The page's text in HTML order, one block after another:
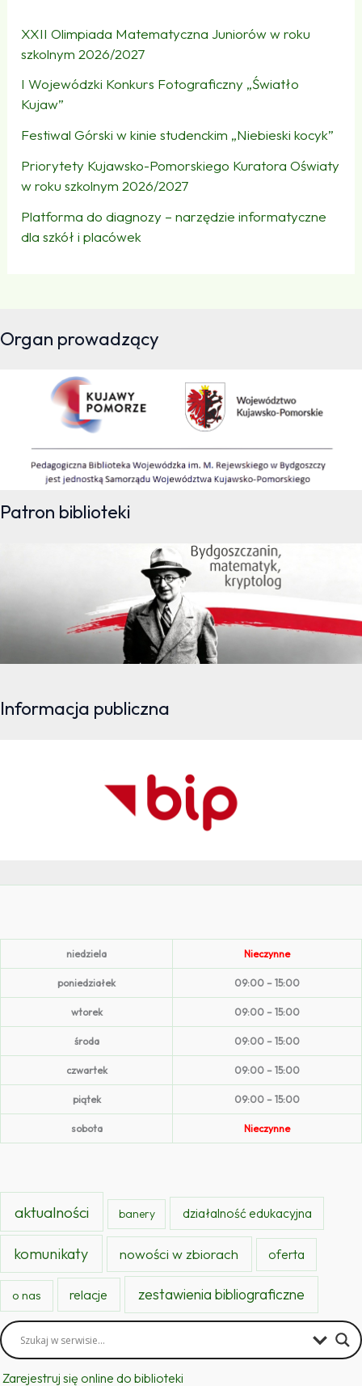
XXII Olimpiada Matematyczna Juniorów w roku
szkolnym 2026/2027
I Wojewódzki Konkurs Fotograficzny „Światło
Kujaw”
Festiwal Górski w kinie studenckim „Niebieski kocyk”
Priorytety Kujawsko-Pomorskiego Kuratora Oświaty
w roku szkolnym 2026/2027
Platforma do diagnozy – narzędzie informatyczne
dla szkół i placówek
Organ prowadzący
Patron biblioteki
Informacja publiczna
niedziela Nieczynne
poniedziałek 09:00 – 15:00
wtorek 09:00 – 15:00
środa 09:00 – 15:00
czwartek 09:00 – 15:00
piątek 09:00 – 15:00
sobota Nieczynne
aktualności banery działalność edukacyjna
komunikaty nowości w zbiorach oferta
o nas relacje zestawienia bibliograficzne
Zarejestruj się online do biblioteki